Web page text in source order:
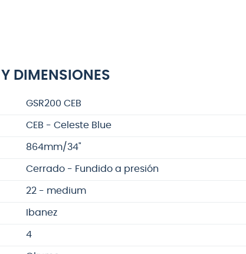
DIMENSIONES
GSR200 CEB
CEB - Celeste Blue
864mm/34"
Cerrado - Fundido a presión
22 - medium
Ibanez
4